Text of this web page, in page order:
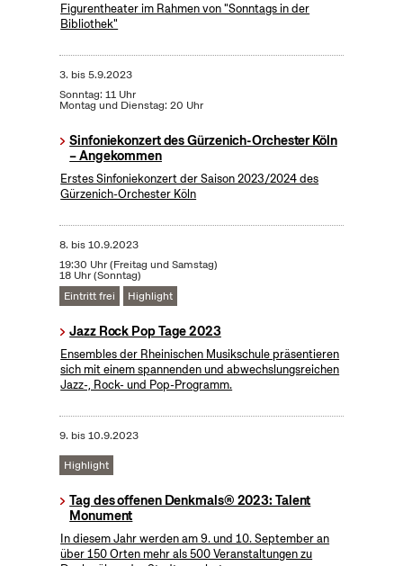
Figurentheater im Rahmen von "Sonntags in der
Bibliothek"
3. bis5.9.2023
Sonntag: 11 Uhr
Montag und Dienstag: 20 Uhr
Sinfoniekonzert des Gürzenich-Orchester Köln
– Angekommen
Erstes Sinfoniekonzert der Saison 2023/2024 des
Gürzenich-Orchester Köln
8. bis10.9.2023
19:30 Uhr (Freitag und Samstag)
18 Uhr (Sonntag)
Eintritt frei
Highlight
Jazz Rock Pop Tage 2023
Ensembles der Rheinischen Musikschule präsentieren
sich mit einem spannenden und abwechslungsreichen
Jazz-, Rock- und Pop-Programm.
9. bis10.9.2023
Highlight
Tag des offenen Denkmals® 2023: Talent
Monument
In diesem Jahr werden am 9. und 10. September an
über 150 Orten mehr als 500 Veranstaltungen zu